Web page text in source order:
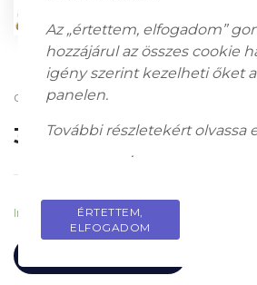
oil on wood; 21 x 26,5 cm; Signedright
320 000Ft
In stock
Az „értettem, elfogadom”
hozzájárul az összes cookie
igény szerint kezelheti őket a
panelen.
További részletekért olvassa
.
ÉRTETTEM,
ELFOGADOM